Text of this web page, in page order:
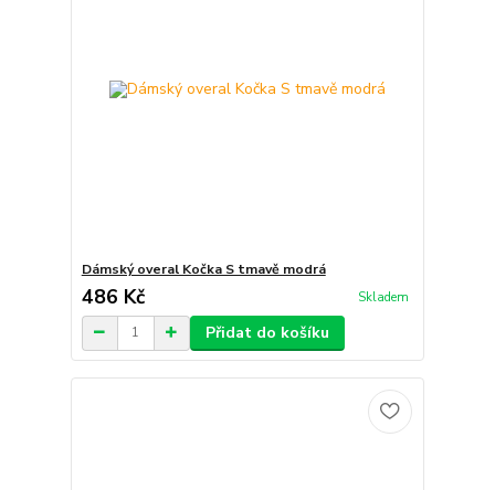
Dámský overal Kočka S tmavě modrá
486 Kč Skladem
Přidat do košíku